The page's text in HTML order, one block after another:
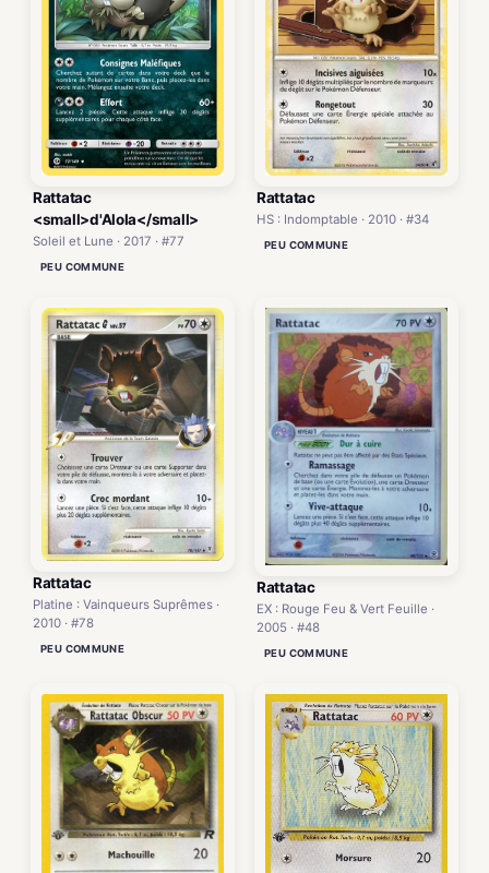
Rattatac
<small>d'Alola</small>
Soleil et Lune · 2017 · #77
PEU COMMUNE
Rattatac
HS : Indomptable · 2010 · #34
PEU COMMUNE
Rattatac
Platine : Vainqueurs Suprêmes ·
2010 · #78
PEU COMMUNE
Rattatac
EX : Rouge Feu & Vert Feuille ·
2005 · #48
PEU COMMUNE